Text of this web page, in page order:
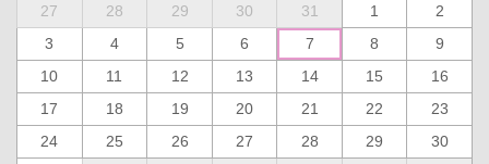
27
28 29 30 31 1
2
3
4 5 6 7 8
9
10
11 12 13 14 15
16
17
18 19 20 21 22
23
24
25 26 27 28 29
30